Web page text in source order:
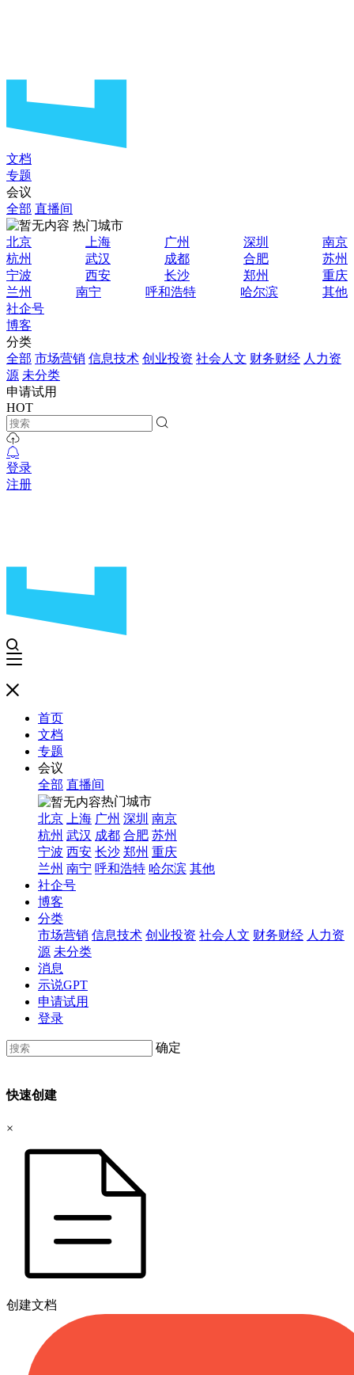
文档
专题
会议
全部 直播间
热门城市
北京
上海 广州 深圳
南京
杭州
武汉 成都 合肥
苏州
宁波
西安 长沙 郑州
重庆
兰州
南宁 呼和浩特 哈尔滨
其他
社企号
博客
分类
全部 市场营销 信息技术 创业投资 社会人文 财务财经 人力资
源 未分类
申请试用
HOT
登录
注册
首页
文档
专题
会议
全部 直播间
热门城市
北京
上海 广州 深圳 南京
杭州 武汉 成都 合肥 苏州
宁波 西安 长沙 郑州 重庆
兰州 南宁 呼和浩特 哈尔滨 其他
社企号
博客
分类
市场营销 信息技术 创业投资 社会人文 财务财经 人力资
源 未分类
消息
示说GPT
申请试用
登录
确定
快速创建
×
创建文档